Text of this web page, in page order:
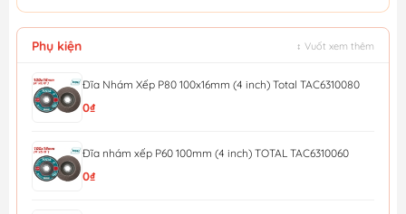
Phụ kiện ↕ Vuốt xem thêm
Đĩa Nhám Xếp P80 100x16mm (4 inch) Total TAC6310080
0₫
Đĩa nhám xếp P60 100mm (4 inch) TOTAL TAC6310060
0₫